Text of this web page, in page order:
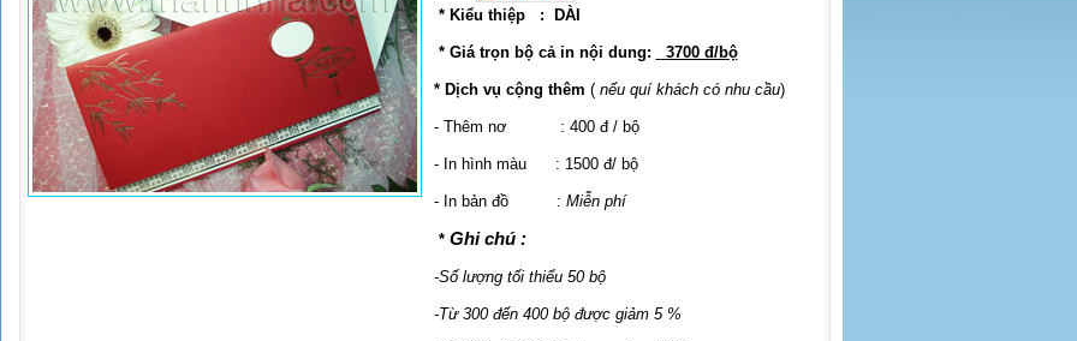
* Kiểu thiệp : DÀI
* Giá trọn bộ cả in nội dung: 3700 đ/bộ
* Dịch vụ cộng thêm ( nếu quí khách có nhu cầu)
- Thêm nơ : 400 đ / bộ
- In hình màu : 1500 đ/ bộ
- In bản đồ : Miễn phí
* Ghi chú :
-Số lượng tối thiểu 50 bộ
-Từ 300 đến 400 bộ được giảm 5 %